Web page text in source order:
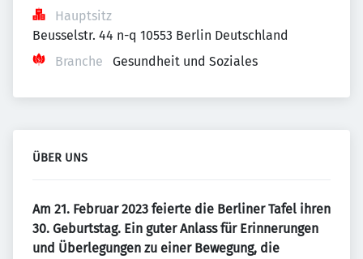
Hauptsitz
Beusselstr. 44 n-q 10553 Berlin Deutschland
Branche
Gesundheit und Soziales
ÜBER UNS
Am 21. Februar 2023 feierte die Berliner Tafel ihren
30. Geburtstag. Ein guter Anlass für Erinnerungen
und Überlegungen zu einer Bewegung, die